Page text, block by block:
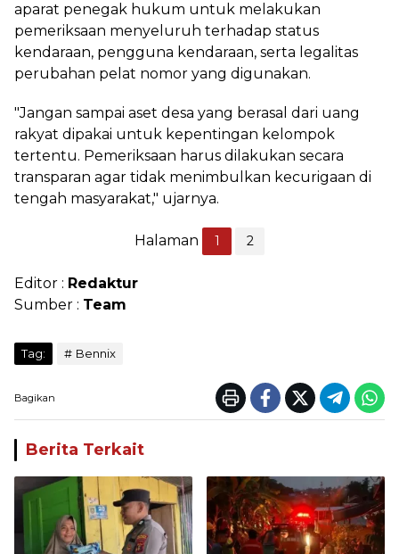
aparat penegak hukum untuk melakukan
pemeriksaan menyeluruh terhadap status
kendaraan, pengguna kendaraan, serta legalitas
perubahan pelat nomor yang digunakan.
‎"Jangan sampai aset desa yang berasal dari uang
rakyat dipakai untuk kepentingan kelompok
tertentu. Pemeriksaan harus dilakukan secara
transparan agar tidak menimbulkan kecurigaan di
tengah masyarakat," ujarnya.
Halaman 1 2
Editor : Redaktur
Sumber : Team
Tag: Bennix
Bagikan
Berita Terkait